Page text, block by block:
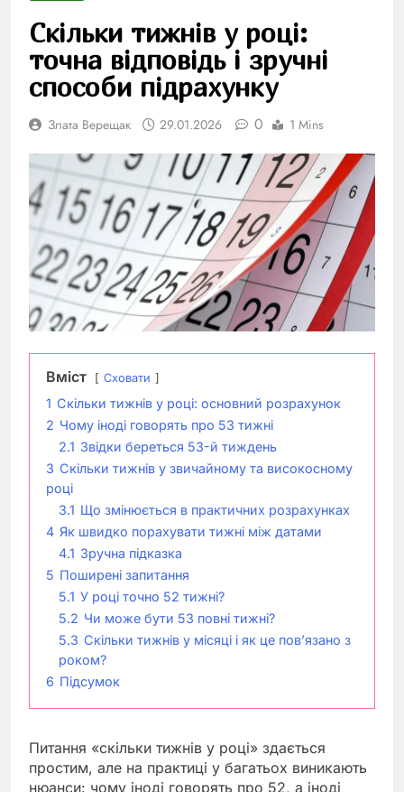
Скільки тижнів у році:
точна відповідь і зручні
способи підрахунку
Злата Верещак 29.01.2026 0 1 Mins
Вміст Сховати
1 Скільки тижнів у році: основний розрахунок
2 Чому іноді говорять про 53 тижні
2.1 Звідки береться 53-й тиждень
3 Скільки тижнів у звичайному та високосному
році
3.1 Що змінюється в практичних розрахунках
4 Як швидко порахувати тижні між датами
4.1 Зручна підказка
5 Поширені запитання
5.1 У році точно 52 тижні?
5.2 Чи може бути 53 повні тижні?
5.3 Скільки тижнів у місяці і як це пов’язано з
роком?
6 Підсумок
Питання «скільки тижнів у році» здається
простим, але на практиці у багатьох виникають
нюанси: чому іноді говорять про 52, а іноді